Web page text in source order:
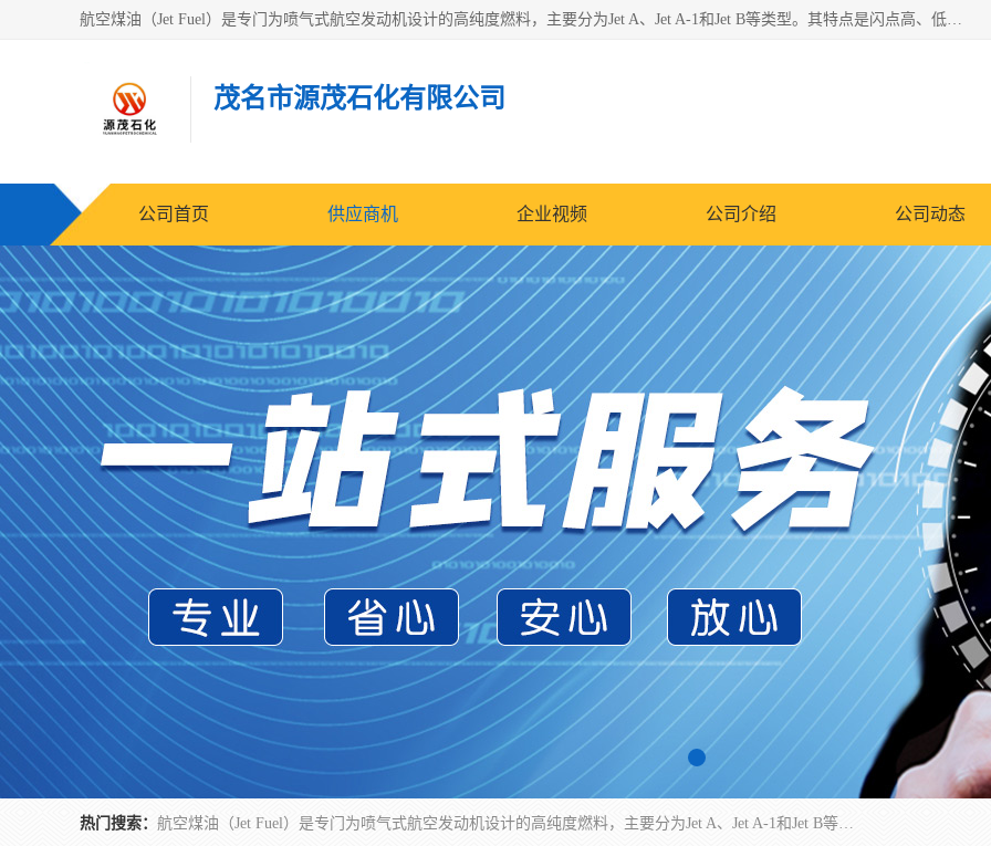
航空煤油（Jet Fuel）是专门为喷气式航空发动机设计的高纯度燃料，主要分为Jet A、Jet A-1和Jet B等类型。其特点是闪点高、低温流动性好，并添加了抗静电剂和抗氧化剂以确保飞行安全。航空煤油需
茂名市源茂石化有限公司
公司首页 供应商机 企业视频 公司介绍 公司动态
热门搜索： 航空煤油（Jet Fuel）是专门为喷气式航空发动机设计的高纯度燃料，主要分为Jet A、Jet A-1和Jet B等类型。其特点是闪点高、低温流动性好，并添加了抗静电剂和抗氧化剂以确保飞行安全。航空煤油需